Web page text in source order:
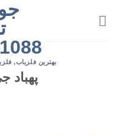
بهترین فلزیاب,
پهباد